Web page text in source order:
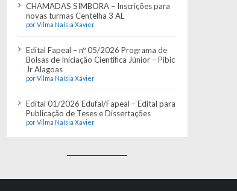
CHAMADAS SIMBORA – Inscrições para
novas turmas Centelha 3 AL
por Vilma Naísia Xavier
Edital Fapeal – nº 05/2026 Programa de
Bolsas de Iniciação Científica Júnior – Pibic
Jr Alagoas
por Vilma Naísia Xavier
Edital 01/2026 Edufal/Fapeal – Edital para
Publicação de Teses e Dissertações
por Vilma Naísia Xavier